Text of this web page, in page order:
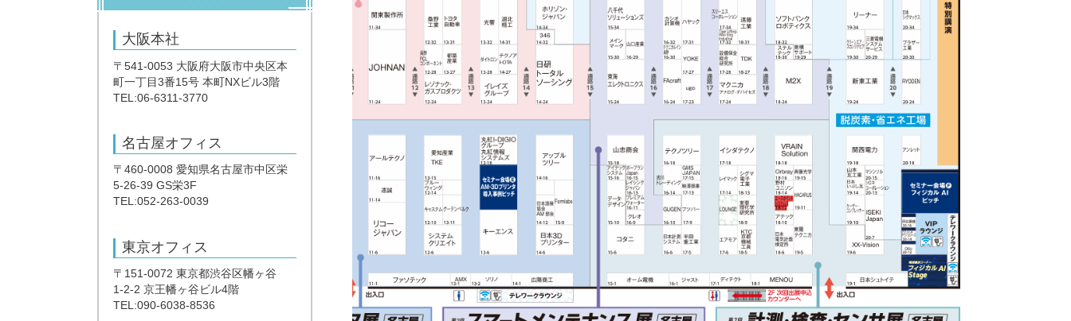
大阪本社
〒541-0053 大阪府大阪市中央区本
町一丁目3番15号 本町NXビル3階
TEL:06-6311-3770
名古屋オフィス
〒460-0008 愛知県名古屋市中区栄
5-26-39 GS栄3F
TEL:052-263-0039
東京オフィス
〒151-0072 東京都渋谷区幡ヶ谷
1-2-2 京王幡ヶ谷ビル4階
TEL:090-6038-8536